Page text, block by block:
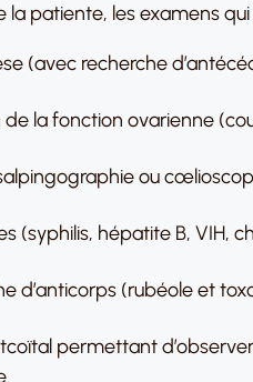
la patiente, les examens
(avec recherche
la fonction ovarienne
ou
(syphilis, hépatite B, VIH,
d’anticorps (rubéole et
permettant